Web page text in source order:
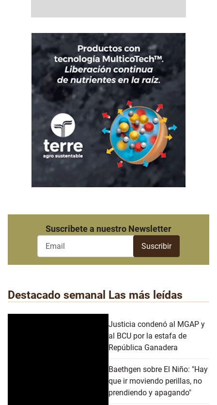
Suscribete a nuestro Newsletter
Destacado semanal Las más leídas
Justicia condenó al MGAP y
al BCU por la estafa de
República Ganadera
Baethgen sobre El Niño: "Hay
que ir moviendo perillas, no
prendiendo y apagando"